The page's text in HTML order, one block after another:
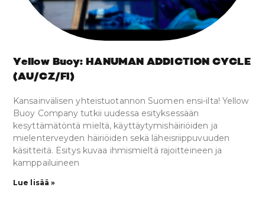
Yellow Buoy: HANUMAN ADDICTION CYCLE
(AU/CZ/FI)
Kansainvälisen yhteistuotannon Suomen ensi-ilta! Yellow
Buoy Company tutkii uudessa esityksessään
kesyttämätöntä mieltä, käyttäytymishäiriöiden ja
mielenterveyden häiriöiden sekä läheisriippuvuuden
käsitteitä. Esitys kuvaa ihmismieltä rajoitteineen ja
kamppailuineen
Lue lisää »